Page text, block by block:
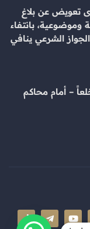
تعويض عن بلاغ
بانتفاء
الشرعي ينافي
– أمام محاكم